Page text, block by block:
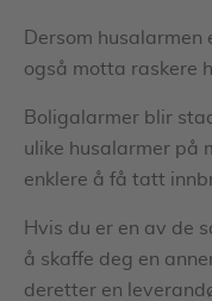
Dersom
også motta raskere
Boligalarmer blir
ulike husalarmer på
enklere å få tatt
Hvis du er en av de
å skaffe deg en
deretter en